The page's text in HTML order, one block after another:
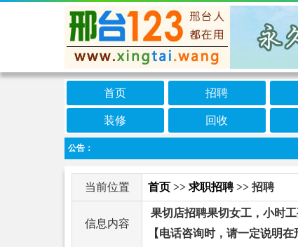
首页 招聘
装修 回收
公告：
当前位置 首页 >> 求职招聘>> 招聘
信息内容
果切店招聘果切女工，小时工
【电话咨询时，请一定说明在